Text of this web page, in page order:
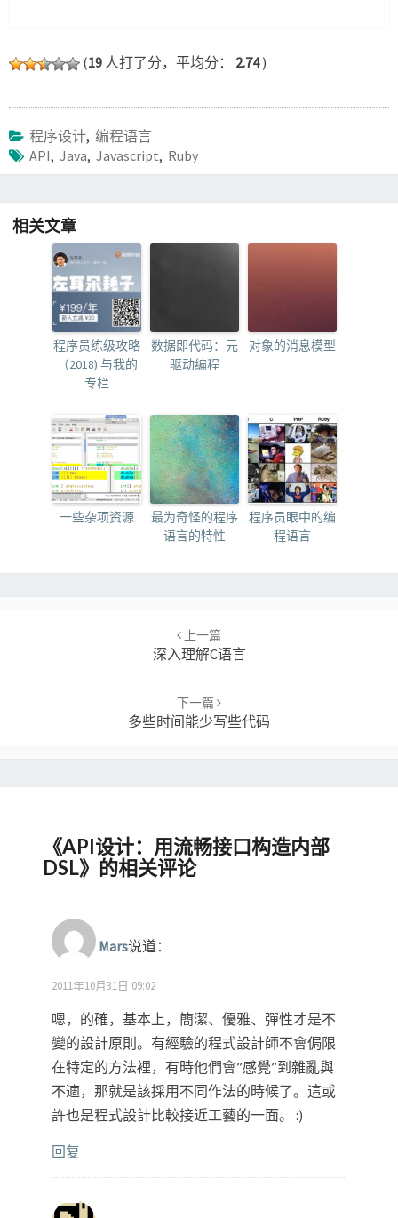
(19 人打了分，平均分： 2.74)
程序设计, 编程语言
API, Java, Javascript, Ruby
相关文章
程序员练级攻略
（2018) 与我的
专栏
数据即代码：元
驱动编程
对象的消息模型
一些杂项资源
最为奇怪的程序
语言的特性
程序员眼中的编
程语言
上一篇
深入理解C语言
下一篇
多些时间能少写些代码
《API设计：用流畅接口构造内部
DSL》的相关评论
Mars说道：
2011年10月31日 09:02
嗯，的確，基本上，簡潔、優雅、彈性才是不
變的設計原則。有經驗的程式設計師不會侷限
在特定的方法裡，有時他們會”感覺”到雜亂與
不適，那就是該採用不同作法的時候了。這或
許也是程式設計比較接近工藝的一面。 :)
回复